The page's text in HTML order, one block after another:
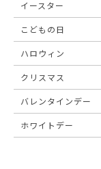
イースター
こどもの日
ハロウィン
クリスマス
バレンタインデー
ホワイトデー